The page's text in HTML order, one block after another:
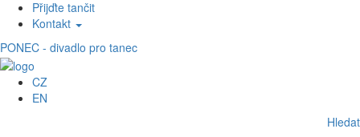
Přijďte tančit
Kontakt
PONEC - divadlo pro tanec
CZ
EN
Hledat